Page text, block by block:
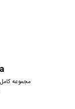
مجموعه